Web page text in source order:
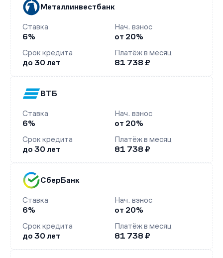
Металлинвестбанк
Ставка
6%
Нач. взнос
от 20%
Срок кредита
до 30 лет
Платёж в месяц
81 738 ₽
ВТБ
Ставка
6%
Нач. взнос
от 20%
Срок кредита
до 30 лет
Платёж в месяц
81 738 ₽
СберБанк
Ставка
6%
Нач. взнос
от 20%
Срок кредита
до 30 лет
Платёж в месяц
81 738 ₽